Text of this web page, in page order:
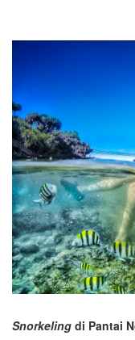
Snorkeling di Pantai